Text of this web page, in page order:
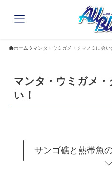
ホーム マンタ・ウミガメ・クマノミに会い
マンタ・ウミガメ
い！
サンゴ礁と熱帯魚